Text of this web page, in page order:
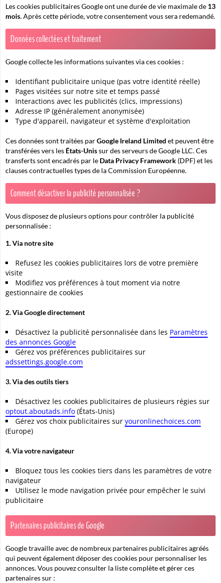
Les cookies publicitaires Google ont une durée de vie maximale de 13
mois. Après cette période, votre consentement vous sera redemandé.
Données collectées et traitement
Google collecte les informations suivantes via ces cookies :
Identifiant publicitaire unique (pas votre identité réelle)
Pages visitées sur notre site et temps passé
Interactions avec les publicités (clics, impressions)
Adresse IP (généralement anonymisée)
Type d'appareil, navigateur et système d'exploitation
Ces données sont traitées parGoogle Ireland Limited et peuvent être
transférées vers les États-Unissur des serveurs de Google LLC. Ces
transferts sont encadrés par le Data Privacy Framework (DPF) et les
clauses contractuelles types de la Commission Européenne.
Comment désactiver la publicité personnalisée ?
Vous disposez de plusieurs options pour contrôler la publicité
personnalisée :
1. Via notre site
Refusez les cookies publicitaires lors de votre première
visite
Modifiez vos préférences à tout moment via notre
gestionnaire de cookies
2. Via Google directement
Désactivez la publicité personnalisée dans les Paramètres
des annonces Google
Gérez vos préférences publicitaires sur
adssettings.google.com
3. Via des outils tiers
Désactivez les cookies publicitaires de plusieurs régies sur
optout.aboutads.info (États-Unis)
Gérez vos choix publicitaires sur youronlinechoices.com
(Europe)
4. Via votre navigateur
Bloquez tous les cookies tiers dans les paramètres de votre
navigateur
Utilisez le mode navigation privée pour empêcher le suivi
publicitaire
Partenaires publicitaires de Google
Google travaille avec de nombreux partenaires publicitaires agréés
qui peuvent également déposer des cookies pour personnaliser les
annonces. Vous pouvez consulter la liste complète et gérer ces
partenaires sur :